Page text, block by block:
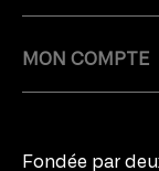
MON COMPTE
Fondée par